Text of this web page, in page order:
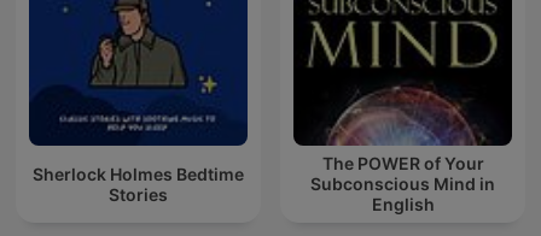
Sherlock Holmes Bedtime
Stories
The POWER of Your
Subconscious Mind in
English